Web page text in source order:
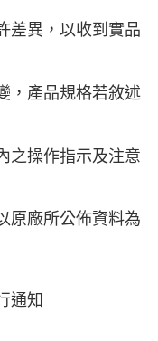
差異，以收到實品
，產品規格若敘述
之操作指示及注意
原廠所公佈資料為
通知